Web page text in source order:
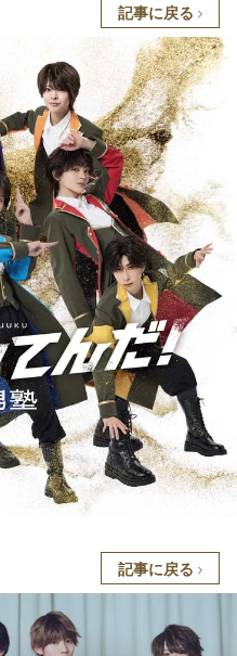
記事に戻る
記事に戻る